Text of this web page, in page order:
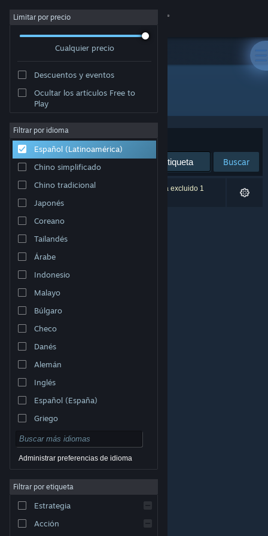
Iniciar sesión
Acerca de
Soporte
Cambiar idioma
Obtener la aplicación de Steam Mobile
Ver versión clásica
© Valve Corporation. Todos los derechos reservados.
Todas las marcas registradas pertenecen a sus
de Privacidad|Información legal
Acuerdo de Suscriptor a Steam
Cookies
Limitar por precio
Cualquier precio
Descuentos y eventos
Ocultar los artículos Free to
Play
Filtrar por idioma
Español (Latinoamérica)
Chino simplificado
Chino tradicional
Japonés
Coreano
Tailandés
Árabe
Indonesio
Malayo
Búlgaro
Checo
Danés
Alemán
Inglés
Español (España)
Griego
Administrar preferencias de idioma
Filtrar por etiqueta
Estrategia
Acción
Desarrollador: Nicolas 'NykO18' Grevet
Ordenar por Relevancia
Buscar
0 resultado(s) coinciden con la búsqueda. Se ha excluido 1
título según tus preferencias.